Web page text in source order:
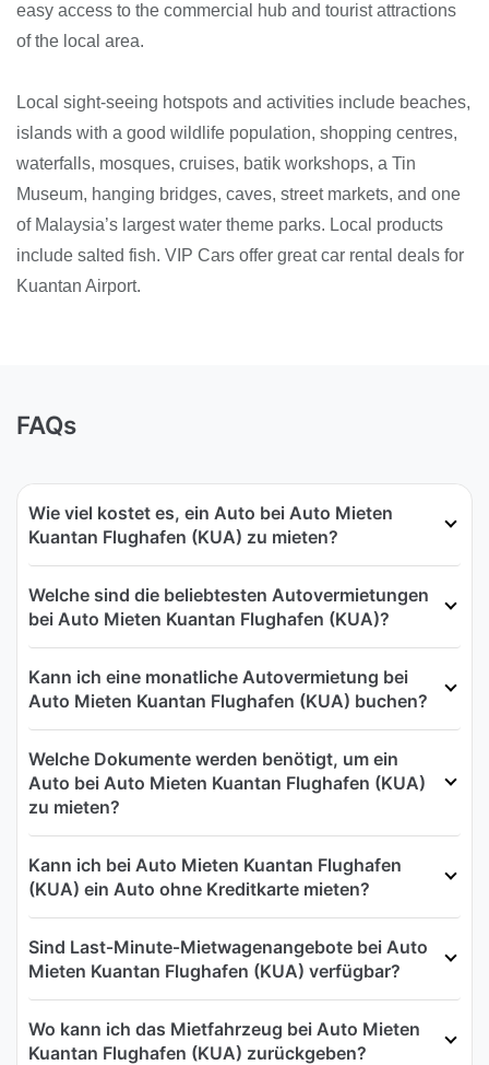
easy access to the commercial hub and tourist attractions
of the local area.
Local sight-seeing hotspots and activities include beaches,
islands with a good wildlife population, shopping centres,
waterfalls, mosques, cruises, batik workshops, a Tin
Museum, hanging bridges, caves, street markets, and one
of Malaysia’s largest water theme parks. Local products
include salted fish. VIP Cars offer great car rental deals for
Kuantan Airport.
FAQs
Wie viel kostet es, ein Auto bei Auto Mieten
Kuantan Flughafen (KUA) zu mieten?
Welche sind die beliebtesten Autovermietungen
bei Auto Mieten Kuantan Flughafen (KUA)?
Kann ich eine monatliche Autovermietung bei
Auto Mieten Kuantan Flughafen (KUA) buchen?
Welche Dokumente werden benötigt, um ein
Auto bei Auto Mieten Kuantan Flughafen (KUA)
zu mieten?
Kann ich bei Auto Mieten Kuantan Flughafen
(KUA) ein Auto ohne Kreditkarte mieten?
Sind Last‑Minute‑Mietwagenangebote bei Auto
Mieten Kuantan Flughafen (KUA) verfügbar?
Wo kann ich das Mietfahrzeug bei Auto Mieten
Kuantan Flughafen (KUA) zurückgeben?